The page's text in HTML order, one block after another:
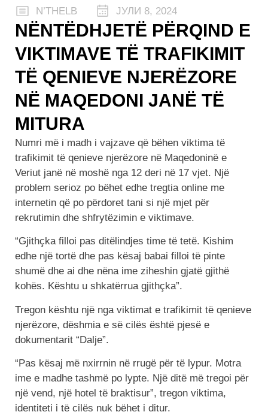
N’THELB ЈУЛИ 8, 2024
NËNTËDHJETË PËRQIND E
VIKTIMAVE TË TRAFIKIMIT
TË QENIEVE NJERËZORE
NË MAQEDONI JANË TË
MITURA
Numri më i madh i vajzave që bëhen viktima të
trafikimit të qenieve njerëzore në Maqedoninë e
Veriut janë në moshë nga 12 deri në 17 vjet. Një
problem serioz po bëhet edhe tregtia online me
internetin që po përdoret tani si një mjet për
rekrutimin dhe shfrytëzimin e viktimave.
“Gjithçka filloi pas ditëlindjes time të tetë. Kishim
edhe një tortë dhe pas kësaj babai filloi të pinte
shumë dhe ai dhe nëna ime ziheshin gjatë gjithë
kohës. Kështu u shkatërrua gjithçka”.
Tregon kështu një nga viktimat e trafikimit të qenieve
njerëzore, dëshmia e së cilës është pjesë e
dokumentarit “Dalje”.
“Pas kësaj më nxirrnin në rrugë për të lypur. Motra
ime e madhe tashmë po lypte. Një ditë më tregoi për
një vend, një hotel të braktisur”, tregon viktima,
identiteti i të cilës nuk bëhet i ditur.